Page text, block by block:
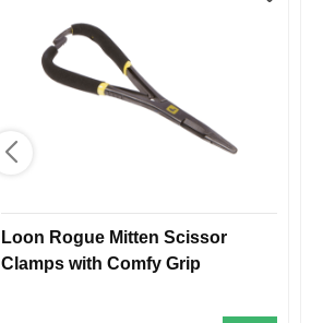
Loon Rogue Mitten Scissor
Clamps with Comfy Grip